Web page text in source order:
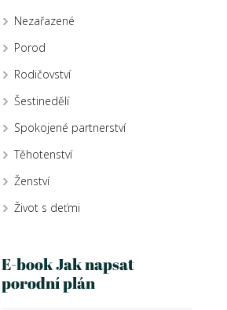
Nezařazené
Porod
Rodičovství
Šestinedělí
Spokojené partnerství
Těhotenství
Ženství
Život s deťmi
E-book Jak napsat
porodní plán